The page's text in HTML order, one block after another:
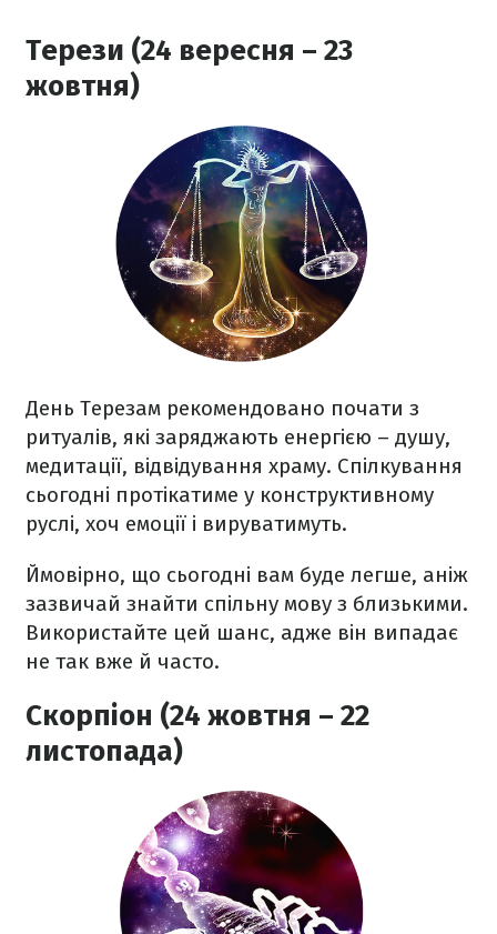
Терези (24 вересня – 23
жовтня)
День Терезам рекомендовано почати з
ритуалів, які заряджають енергією – душу,
медитації, відвідування храму. Спілкування
сьогодні протікатиме у конструктивному
руслі, хоч емоції і вируватимуть.
Ймовірно, що сьогодні вам буде легше, аніж
зазвичай знайти спільну мову з близькими.
Використайте цей шанс, адже він випадає
не так вже й часто.
Скорпіон (24 жовтня – 22
листопада)